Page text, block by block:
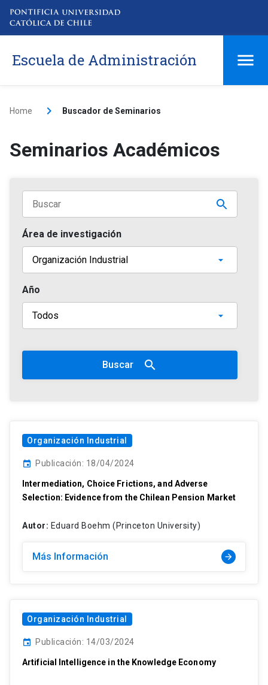
Escuela de Administración
Home Buscador de Seminarios
Seminarios Académicos
Área de investigación
Año
Buscar search
Organización Industrial
event Publicación: 18/04/2024
Intermediation, Choice Frictions, and Adverse
Selection: Evidence from the Chilean Pension Market
Autor: Eduard Boehm (Princeton University)
Más Información arrow_forward
Organización Industrial
event Publicación: 14/03/2024
Artificial Intelligence in the Knowledge Economy